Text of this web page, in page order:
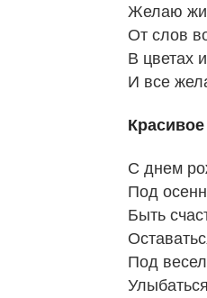
Желаю
От слов
В цветах
И все
С днем
Под
Быть
Под